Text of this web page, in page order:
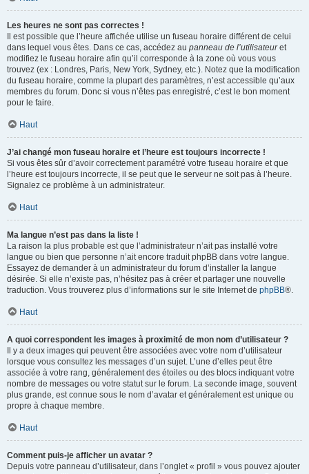
Les heures ne sont pas correctes !
Il est possible que l’heure affichée utilise un fuseau horaire différent de celui
dans lequel vous êtes. Dans ce cas, accédez au panneau de l’utilisateuret
modifiez le fuseau horaire afin qu’il corresponde à la zone où vous vous
trouvez (ex : Londres, Paris, New York, Sydney, etc.). Notez que la modification
du fuseau horaire, comme la plupart des paramètres, n’est accessible qu’aux
membres du forum. Donc si vous n’êtes pas enregistré, c’est le bon moment
pour le faire.
Haut
J’ai changé mon fuseau horaire et l’heure est toujours incorrecte !
Si vous êtes sûr d’avoir correctement paramétré votre fuseau horaire et que
l’heure est toujours incorrecte, il se peut que le serveur ne soit pas à l’heure.
Signalez ce problème à un administrateur.
Haut
Ma langue n’est pas dans la liste !
La raison la plus probable est que l’administrateur n’ait pas installé votre
langue ou bien que personne n’ait encore traduit phpBB dans votre langue.
Essayez de demander à un administrateur du forum d’installer la langue
désirée. Si elle n’existe pas, n’hésitez pas à créer et partager une nouvelle
traduction. Vous trouverez plus d’informations sur le site Internet de phpBB®.
Haut
A quoi correspondent les images à proximité de mon nom d’utilisateur ?
Il y a deux images qui peuvent être associées avec votre nom d’utilisateur
lorsque vous consultez les messages d’un sujet. L’une d’elles peut être
associée à votre rang, généralement des étoiles ou des blocs indiquant votre
nombre de messages ou votre statut sur le forum. La seconde image, souvent
plus grande, est connue sous le nom d’avatar et généralement est unique ou
propre à chaque membre.
Haut
Comment puis-je afficher un avatar ?
Depuis votre panneau d’utilisateur, dans l’onglet « profil » vous pouvez ajouter